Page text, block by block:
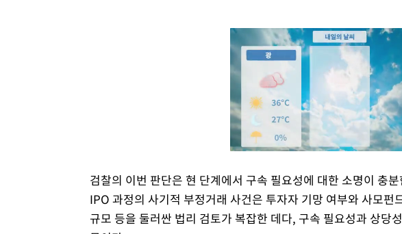
검찰의 이번 판단은 현 단계에서 구속 필요성에 대한 소명이 충
IPO 과정의 사기적 부정거래 사건은 투자자 기망 여부와 사모펀
규모 등을 둘러싼 법리 검토가 복잡한 데다, 구속 필요성과 상당